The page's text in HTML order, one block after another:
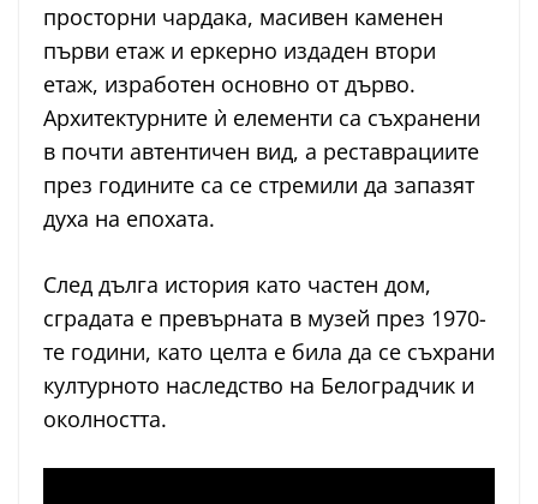
просторни чардака, масивен каменен
първи етаж и еркерно издаден втори
етаж, изработен основно от дърво.
Архитектурните ѝ елементи са съхранени
в почти автентичен вид, а реставрациите
през годините са се стремили да запазят
духа на епохата.
След дълга история като частен дом,
сградата е превърната в музей през 1970-
те години, като целта е била да се съхрани
културното наследство на Белоградчик и
околността.